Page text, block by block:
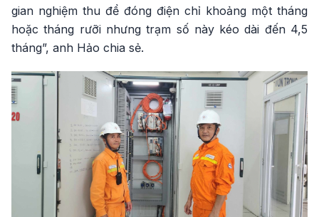
gian nghiệm thu để đóng điện chỉ khoảng một tháng
hoặc tháng rưỡi nhưng trạm số này kéo dài đến 4,5
tháng”, anh Hảo chia sẻ.